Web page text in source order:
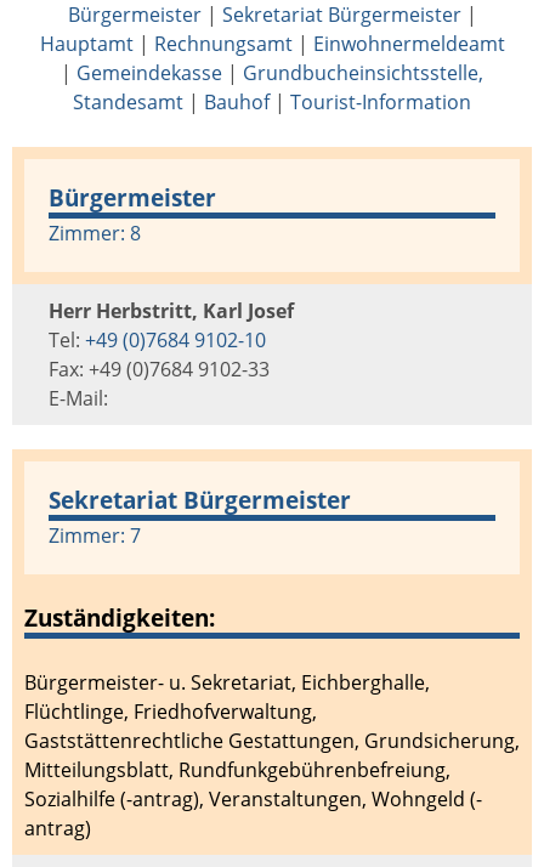
Bürgermeister| Sekretariat Bürgermeister|
Hauptamt | Rechnungsamt | Einwohnermeldeamt
| Gemeindekasse | Grundbucheinsichtsstelle,
Standesamt | Bauhof| Tourist-Information
Bürgermeister
Zimmer: 8
Herr Herbstritt, Karl Josef
Tel: +49 (0)7684 9102-10
Fax: +49 (0)7684 9102-33
E-Mail:
Sekretariat Bürgermeister
Zimmer: 7
Zuständigkeiten:
Bürgermeister- u. Sekretariat, Eichberghalle,
Flüchtlinge, Friedhofverwaltung,
Gaststättenrechtliche Gestattungen, Grundsicherung,
Mitteilungsblatt, Rundfunkgebührenbefreiung,
Sozialhilfe (-antrag), Veranstaltungen, Wohngeld (-
antrag)